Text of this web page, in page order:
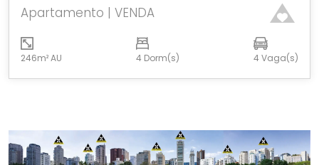
Apartamento | VENDA
246m² AU 4 Dorm(s) 4 Vaga(s)